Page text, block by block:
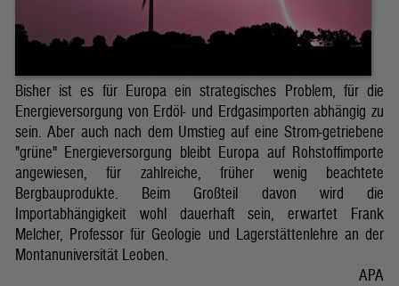
Bisher ist es für Europa ein strategisches Problem, für die
Energieversorgung von Erdöl- und Erdgasimporten abhängig zu
sein. Aber auch nach dem Umstieg auf eine Strom-getriebene
"grüne" Energieversorgung bleibt Europa auf Rohstoffimporte
angewiesen, für zahlreiche, früher wenig beachtete
Bergbauprodukte. Beim Großteil davon wird die
Importabhängigkeit wohl dauerhaft sein, erwartet Frank
Melcher, Professor für Geologie und Lagerstättenlehre an der
Montanuniversität Leoben.
APA